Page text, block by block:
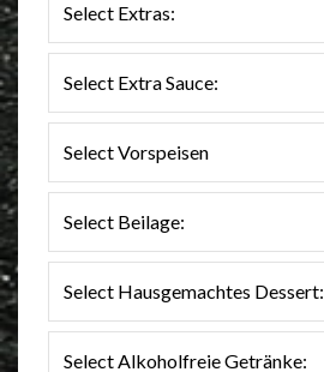
Select Extras:
Select Extra Sauce:
Select Vorspeisen
Select Beilage:
Select Hausgemachtes Dessert:
Select Alkoholfreie Getränke: